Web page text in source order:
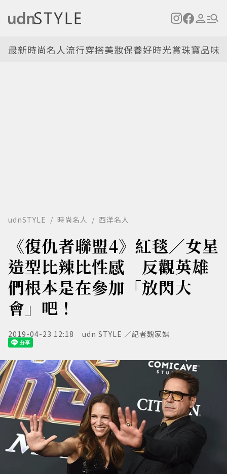
最新時尚名人流行穿搭美妝保養好時光賞珠寶品味
udnSTYLE 時尚名人 西洋名人
《復仇者聯盟4》紅毯／女星
造型比辣比性感 反觀英雄
們根本是在參加「放閃大
會」吧！
2019-04-23 12:18 udn STYLE ／記者魏家娸